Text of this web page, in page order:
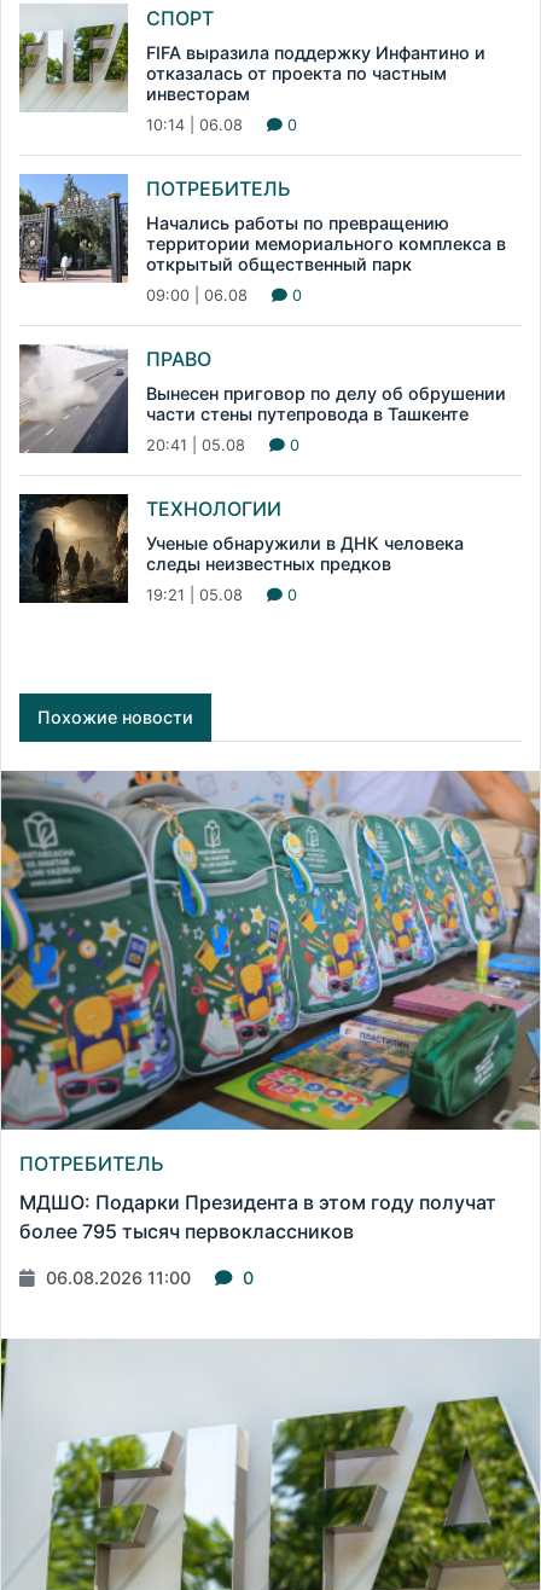
СПОРТ
FIFA выразила поддержку Инфантино и
отказалась от проекта по частным
инвесторам
10:14 | 06.08 0
ПОТРЕБИТЕЛЬ
Начались работы по превращению
территории мемориального комплекса в
открытый общественный парк
09:00 | 06.08 0
ПРАВО
Вынесен приговор по делу об обрушении
части стены путепровода в Ташкенте
20:41 | 05.08 0
ТЕХНОЛОГИИ
Ученые обнаружили в ДНК человека
следы неизвестных предков
19:21 | 05.08 0
Похожие новости
ПОТРЕБИТЕЛЬ
МДШО: Подарки Президента в этом году получат
более 795 тысяч первоклассников
06.08.2026 11:00 0